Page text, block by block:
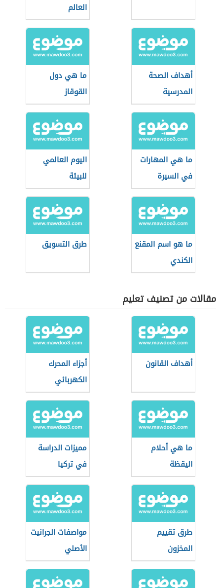
العالم
أهداف الصحة
المدرسية
ما هي دول
القوقاز
ما هي المهارات
في السيرة
الذاتية
اليوم العالمي
للبيئة
ما هو اسم المقنع
الكندي
طرق التسويق
مقالات من تصنيف تعليم
أهداف القانون
أجزاء المحرك
الكهربائي
ما هي أحلام
اليقظة
مميزات الدراسة
في تركيا
طرق تقييم
المخزون
مواصفات الجرانيت
الأصلي